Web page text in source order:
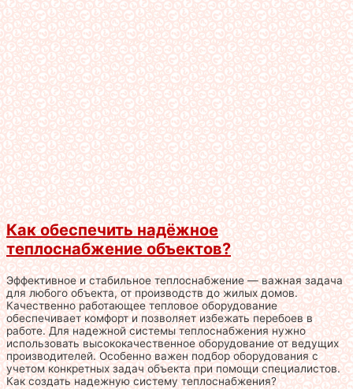
Как обеспечить надёжное
теплоснабжение объектов?
Эффективное и стабильное теплоснабжение — важная задача
для любого объекта, от производств до жилых домов.
Качественно работающее тепловое оборудование
обеспечивает комфорт и позволяет избежать перебоев в
работе. Для надежной системы теплоснабжения нужно
использовать высококачественное оборудование от ведущих
производителей. Особенно важен подбор оборудования с
учетом конкретных задач объекта при помощи специалистов.
Как создать надежную систему теплоснабжения?